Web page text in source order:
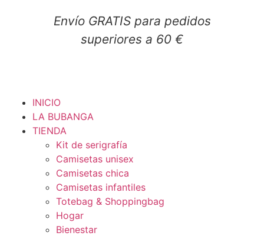
Envío GRATIS para pedidos
superiores a 60 €
INICIO
LA BUBANGA
TIENDA
Kit de serigrafía
Camisetas unisex
Camisetas chica
Camisetas infantiles
Totebag & Shoppingbag
Hogar
Bienestar